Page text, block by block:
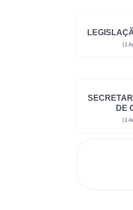
(1
DE
(1